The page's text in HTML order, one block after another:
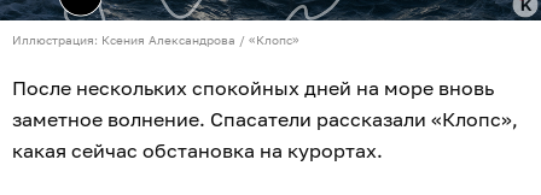
Иллюстрация: Ксения Александрова / «Клопс»
После нескольких спокойных дней на море вновь
заметное волнение. Спасатели рассказали «Клопс»,
какая сейчас обстановка на курортах.